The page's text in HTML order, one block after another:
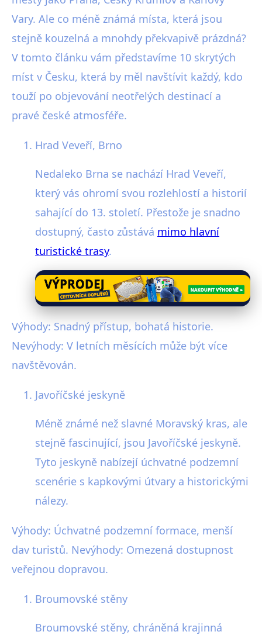
Vary. Ale co méně známá místa, která jsou
stejně kouzelná a mnohdy překvapivě prázdná?
V tomto článku vám představíme 10 skrytých
míst v Česku, která by měl navštívit každý, kdo
touží po objevování neotřelých destinací a
pravé české atmosféře.
Hrad Veveří, Brno
Nedaleko Brna se nachází Hrad Veveří,
který vás ohromí svou rozlehlostí a historií
sahající do 13. století. Přestože je snadno
dostupný, často zůstává mimo hlavní
turistické trasy.
Výhody: Snadný přístup, bohatá historie.
Nevýhody: V letních měsících může být více
navštěvován.
Javoříčské jeskyně
Méně známé než slavné Moravský kras, ale
stejně fascinující, jsou Javoříčské jeskyně.
Tyto jeskyně nabízejí úchvatné podzemní
scenérie s kapkovými útvary a historickými
nálezy.
Výhody: Úchvatné podzemní formace, menší
dav turistů. Nevýhody: Omezená dostupnost
veřejnou dopravou.
Broumovské stěny
Broumovské stěny, chráněná krajinná